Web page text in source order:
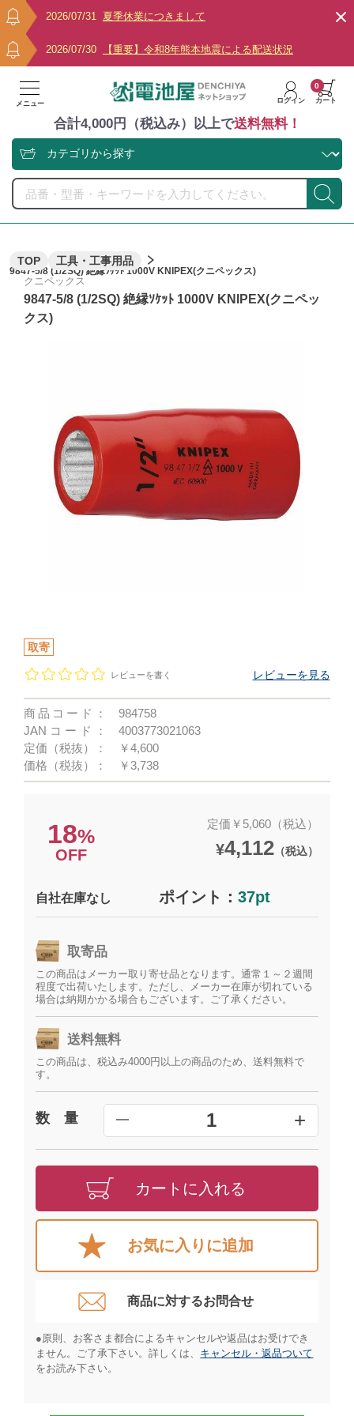
2026/07/31 夏季休業につきまして
2026/07/30 【重要】令和8年熊本地震による配送状況
メニュー ログイン カート
0
合計4,000円（税込み）以上で送料無料！
TOP 工具・工事用品
9847-5/8 (1/2SQ) 絶縁ｿｹｯﾄ 1000V KNIPEX(クニペックス)
クニペックス
9847-5/8 (1/2SQ) 絶縁ｿｹｯﾄ 1000V KNIPEX(クニペッ
クス)
取寄
レビューを書く レビューを見る
商品コード：
984758
JANコード：
4003773021063
定価（税抜）：
￥4,600
価格（税抜）：
￥3,738
18%
OFF
定価￥5,060（税込）
¥4,112（税込）
自社在庫なし ポイント：37pt
取寄品
この商品はメーカー取り寄せ品となります。通常１～２週間
程度で出荷いたします。ただし、メーカー在庫が切れている
場合は納期かかる場合もございます。ご了承ください。
送料無料
この商品は、税込み4000円以上の商品のため、送料無料で
す。
数 量 ━ 1 +
カートに入れる
お気に入りに追加
商品に対するお問合せ​
●原則、お客さま都合によるキャンセルや返品はお受けでき
ません。ご了承下さい。詳しくは、 キャンセル・返品ついて
をお読み下さい。​